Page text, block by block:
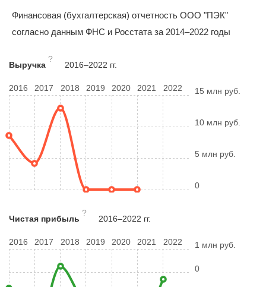
Финансовая (бухгалтерская) отчетность ООО "ПЭК"
согласно данным ФНС и Росстата за 2014–2022 годы
Выручка
?
2016–2022 гг.
2016 2017 2018 2019 2020 2021 2022
0
5 млн руб.
10 млн руб.
15 млн руб.
Чистая прибыль
?
2016–2022 гг.
2016 2017 2018 2019 2020 2021 2022
0
1 млн руб.